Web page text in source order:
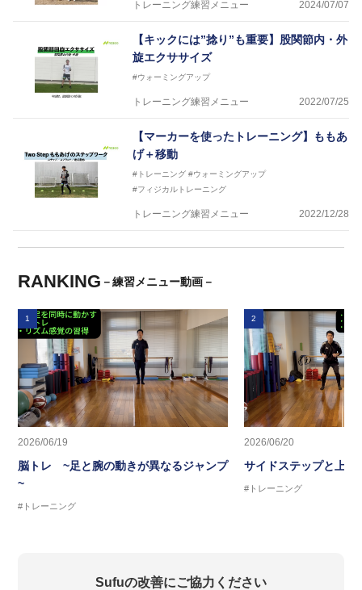
トレーニング練習メニュー 2024/07/07
【キックには”捻り”も重要】股関節内・外
旋エクササイズ
#ウォーミングアップ
トレーニング練習メニュー 2022/07/25
【マーカーを使ったトレーニング】ももあ
げ＋移動
#トレーニング #ウォーミングアップ
#フィジカルトレーニング
トレーニング練習メニュー 2022/12/28
RANKING －練習メニュー動画－
1
2026/06/19
脳トレ ~足と腕の動きが異なるジャンプ
~
#トレーニング
2
2026/06/20
サイドステップと上半
#トレーニング
Sufuの改善にご協力ください